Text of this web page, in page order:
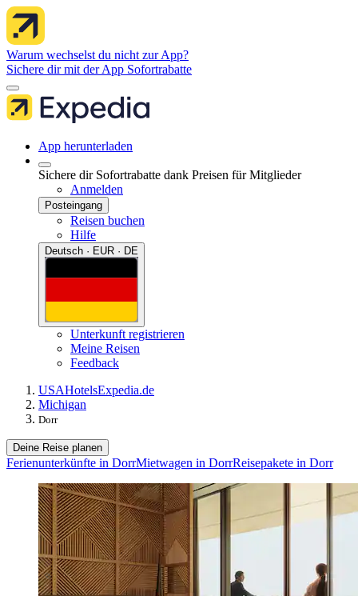
Warum wechselst du nicht zur App?
Sichere dir mit der App Sofortrabatte
App herunterladen
Sichere dir Sofortrabatte dank Preisen für Mitglieder
Anmelden
Posteingang
Reisen buchen
Hilfe
Deutsch · EUR · DE
Unterkunft registrieren
Meine Reisen
Feedback
USAHotelsExpedia.de
Michigan
Dorr
Deine Reise planen
Ferienunterkünfte in DorrMietwagen in DorrReisepakete in Dorr